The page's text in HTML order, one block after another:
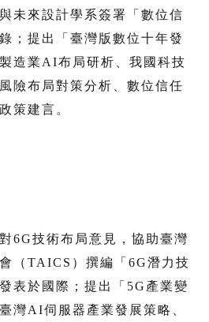
未來設計學系簽署「數位信
；提出「臺灣版數位十年發
造業AI布局研析、我國科技
險布局對策分析、數位信任
策建言。
6G技術布局意見，協助臺灣
（TAICS）撰編「6G潛力技
表於國際；提出「5G產業變
灣AI伺服器產業發展策略、